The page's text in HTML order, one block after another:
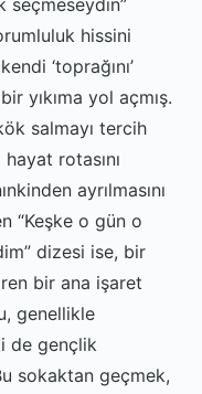
seçmeseydin”
hissini
‘toprağını’
yıkıma yol açmış.
salmayı tercih
rotasını
ayrılmasını
“Keşke o gün o
dizesi ise, bir
bir ana işaret
genellikle
de gençlik
sokaktan geçmek,